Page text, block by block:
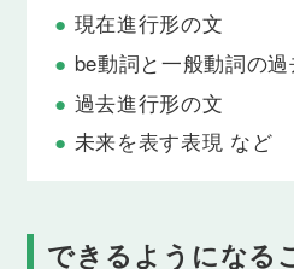
「〜の前にいます」「〜の近
に、具体的な場所を伝えられ
Lesson 10
位置関係を表す前置詞 next
「〜の隣に」「〜の間に」「
Lesson 11
現在進行形の文
be動詞と一般動詞の過
過去進行形の文
未来を表す表現 など
できるようになる